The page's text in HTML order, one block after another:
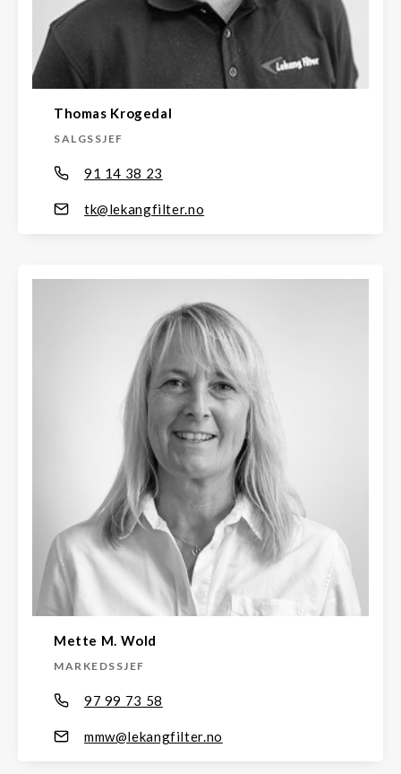
Thomas Krogedal
SALGSSJEF
91 14 38 23
tk@lekangfilter.no
Mette M. Wold
MARKEDSSJEF
97 99 73 58
mmw@lekangfilter.no